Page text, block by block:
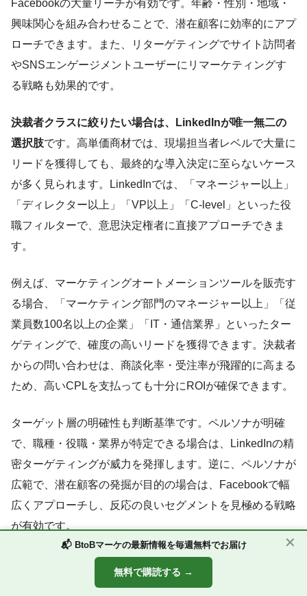
✕
📬 BtoBマーケの最新情報を毎週無料でお届け
無料で購読する →
Facebookの大量リーチが有効です。年齢・性別・地域・
興味関心を組み合わせることで、潜在顧客に効率的にアプ
ローチできます。また、リターゲティングでサイト訪問者
やSNSエンゲージメントユーザーにリマーケティングす
る戦略も効果的です。
決裁者クラスに絞りたい場合は、LinkedInが唯一無二の
選択肢です。高単価商材では、現場担当者レベルで大量に
リードを獲得しても、最終的な導入決定に至らないケース
が多く見られます。LinkedInでは、「マネージャー以上」
「ディレクター以上」「VP以上」「C-level」といった役
職フィルターで、意思決定権者に直接アプローチできま
す。
例えば、マーケティングオートメーションツールを販売す
る場合、「マーケティング部門のマネージャー以上」「従
業員数100名以上の企業」「IT・通信業界」といったター
ゲティングで、確度の高いリードを獲得できます。決裁者
からの問い合わせは、商談化率・受注率が飛躍的に高まる
ため、高いCPLを支払っても十分にROIが確保できます。
ターゲット層の明確性も判断基準です。ペルソナが明確
で、職種・役職・業界が特定できる場合は、LinkedInの精
密ターゲティングが威力を発揮します。逆に、ペルソナが
広範で、潜在顧客の発掘が目的の場合は、Facebookで幅
広くアプローチし、反応の良いセグメントを見極める戦略
が有効です。
お役立ち資料 お問い合わせ